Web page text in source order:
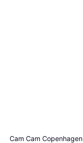
Cam Cam Copenhagen